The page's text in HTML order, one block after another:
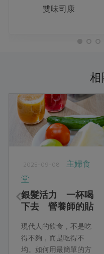
雙味司康
相
2025-09-08
主婦食
堂
銀髮活力 一杯喝
下去 營養師的貼
現代人的飲食，不是吃
得不夠，而是吃得不
均。如何用最簡單的方